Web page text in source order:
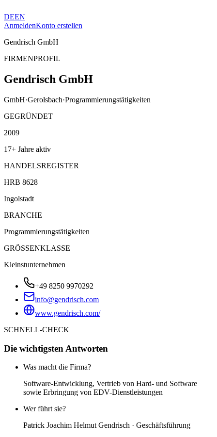
DEEN
AnmeldenKonto erstellen
Gendrisch GmbH
FIRMENPROFIL
Gendrisch GmbH
GmbH·Gerolsbach·Programmierungstätigkeiten
GEGRÜNDET
2009
17+ Jahre aktiv
HANDELSREGISTER
HRB 8628
Ingolstadt
BRANCHE
Programmierungstätigkeiten
GRÖSSENKLASSE
Kleinstunternehmen
+49 8250 9970292
info@gendrisch.com
www.gendrisch.com/
SCHNELL-CHECK
Die wichtigsten Antworten
Was macht die Firma?
Software-Entwicklung, Vertrieb von Hard- und Software
sowie Erbringung von EDV-Dienstleistungen
Wer führt sie?
Patrick Joachim Helmut Gendrisch · Geschäftsführung